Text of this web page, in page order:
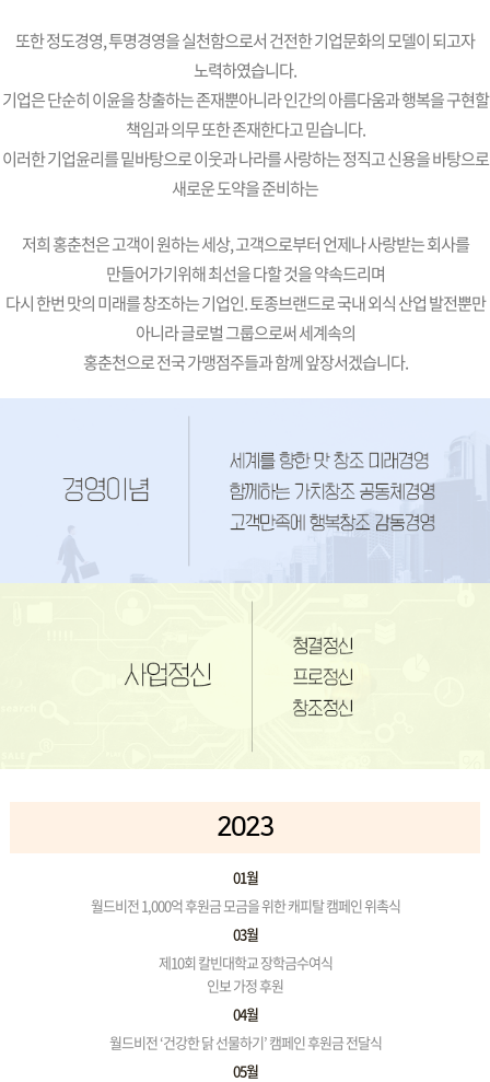
또한 정도경영, 투명경영을 실천함으로서 건전한 기업문화의 모델이 되고자
노력하였습니다.
기업은 단순히 이윤을 창출하는 존재뿐아니라 인간의 아름다움과 행복을 구현할
책임과 의무 또한 존재한다고 믿습니다.
이러한 기업윤리를 밑바탕으로 이웃과 나라를 사랑하는 정직고 신용을 바탕으로
새로운 도약을 준비하는
저희 홍춘천은 고객이 원하는 세상, 고객으로부터 언제나 사랑받는 회사를
만들어가기위해 최선을 다할 것을 약속드리며
다시 한번 맛의 미래를 창조하는 기업인. 토종브랜드로 국내 외식 산업 발전뿐만
아니라 글로벌 그룹으로써 세계속의
홍춘천으로 전국 가맹점주들과 함께 앞장서겠습니다.
2023
01월
월드비전 1,000억 후원금 모금을 위한 캐피탈 캠페인 위촉식
03월
제10회 칼빈대학교 장학금수여식
인보 가정 후원
04월
월드비전 ‘건강한 닭 선물하기’ 캠페인 후원금 전달식
05월